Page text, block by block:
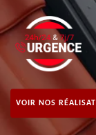
VOIR NOS